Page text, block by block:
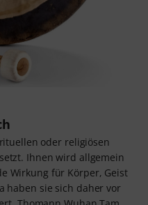
oder religiösen
Ihnen wird allgemein
Wirkung für Körper, Geist
haben sie sich daher vor